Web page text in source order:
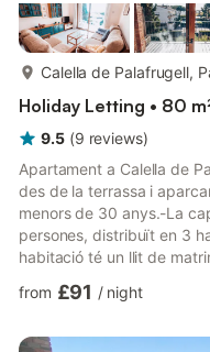
Calella de Palafrugell,
Holiday Letting • 80
9.5 (9 reviews)
Apartament a Calella de
des de la terrassa i
menors de 30 anys.-La
persones, distribuït en 3
habitació té un llit de
butaca. Totes elles tenen
separada amb el vàter.El
from £91 / night